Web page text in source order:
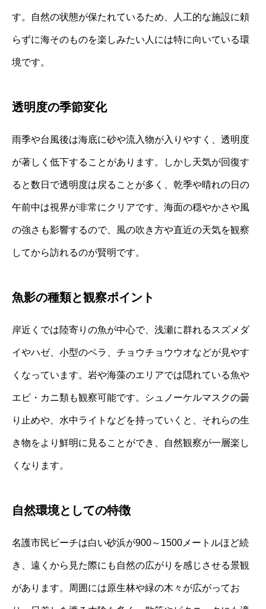
す。自然の状態が保たれているため、人工的な施設に頼
らずに海そのものを楽しみたい人には特に向いている環
境です。
透明度の季節変化
雨季や台風後は海底に砂や流入物が入りやすく、透明度
が著しく低下することがあります。しかし天気が回復す
ると数日で透明度は戻ることが多く、乾季や晴れの日の
午前中は視界が非常にクリアです。海面の穏やかさや風
の強さも影響するので、風の吹き方や直近の天気を観察
してから訪れるのが賢明です。
魚影の種類と観察ポイント
岸近くでは陸寄りの魚が中心で、浅瀬に群れるスズメダ
イやハゼ、小型のベラ、チョウチョウウオなどが見やす
くなっています。岩や海藻のエリアでは隠れている魚や
エビ・カニ類も観察可能です。シュノーケルマスクの曇
り止めや、水中ライトなどを持っていくと、それらの生
き物をより鮮明に見ることができ、自然観察が一層楽し
くなります。
自然環境としての特徴
名護市民ビーチは白い砂浜が900～1500メートルほど続
き、遠くから見た際にも自然の広がりを感じさせる景観
があります。周囲には原生林や緑の木々が広がってお